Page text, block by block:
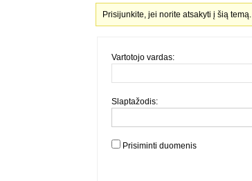
Prisijunkite, jei norite atsakyti į šią temą.
Vartotojo vardas:
Slaptažodis:
Prisiminti duomenis